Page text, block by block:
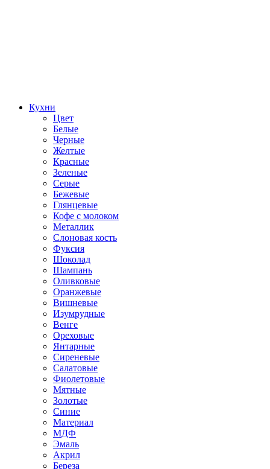
Кухни
Цвет
Белые
Черные
Желтые
Красные
Зеленые
Серые
Бежевые
Глянцевые
Кофе с молоком
Металлик
Слоновая кость
Фуксия
Шоколад
Шампань
Оливковые
Оранжевые
Вишневые
Изумрудные
Венге
Ореховые
Янтарные
Сиреневые
Салатовые
Фиолетовые
Мятные
Золотые
Синие
Материал
МДФ
Эмаль
Акрил
Береза